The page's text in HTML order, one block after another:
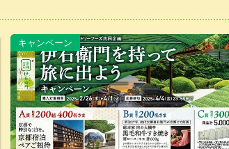
キャンペーン